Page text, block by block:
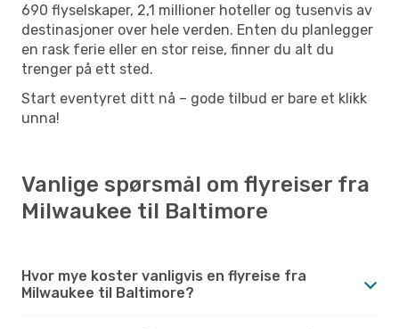
690 flyselskaper, 2,1 millioner hoteller og tusenvis av
destinasjoner over hele verden. Enten du planlegger
en rask ferie eller en stor reise, finner du alt du
trenger på ett sted.
Start eventyret ditt nå – gode tilbud er bare et klikk
unna!
Vanlige spørsmål om flyreiser fra
Milwaukee til Baltimore
Hvor mye koster vanligvis en flyreise fra
Milwaukee til Baltimore?